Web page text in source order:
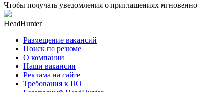
Чтобы получать уведомления о приглашениях мгновенно
HeadHunter
Размещение вакансий
Поиск по резюме
О компании
Наши вакансии
Реклама на сайте
Требования к ПО